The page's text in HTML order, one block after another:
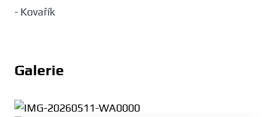
- Kovařík
Galerie